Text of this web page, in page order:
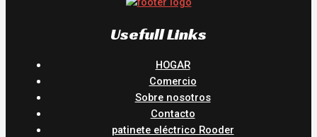
Usefull Links
HOGAR
Comercio
Sobre nosotros
Contacto
patinete eléctrico Rooder